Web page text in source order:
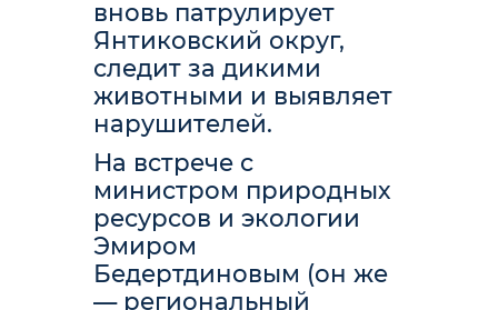
вновь патрулирует
Янтиковский округ,
следит за дикими
животными и выявляет
нарушителей.
На встрече с
министром природных
ресурсов и экологии
Эмиром
Бедертдиновым (он же
— региональный